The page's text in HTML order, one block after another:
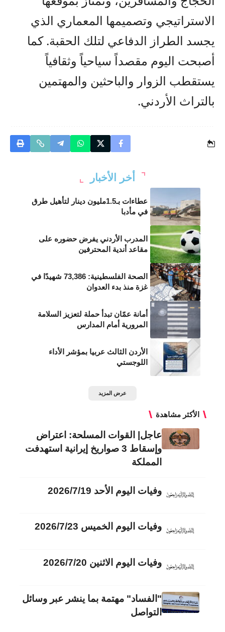
الاستراتيجي وتصميمها المعماري الذي
يجسد الطراز الدفاعي لتلك الحقبة. كما
أصبحت اليوم مقصداً سياحياً وثقافياً
يستقطب الزوار والباحثين والمهتمين
بالتراث الأردني.
أخر الأخبار
عطاءات بـ1.5مليون دينار لتأهيل طرق
في مأدبا
المدرب الأردني يفرض حضوره على
مقاعد أندية المحترفين
الصحة الفلسطينية: 73,386 شهيدًا في
غزة منذ بدء العدوان
أمانة عمّان تبدأ حملة لتعزيز السلامة
المرورية أمام المدارس
الأردن الثالث عربيا بمؤشر الأداء
اللوجستي
عرض المزيد
الأكثر مشاهدة
عاجل| القوات المسلحة: اعتراض
وإسقاط 3 صواريخ إيرانية استهدفت
المملكة
وفيات اليوم الأحد 2026/7/19
وفيات اليوم الخميس 2026/7/23
وفيات اليوم الاثنين 2026/7/20
"الفساد" مهتمة بما ينشر عبر وسائل
التواصل